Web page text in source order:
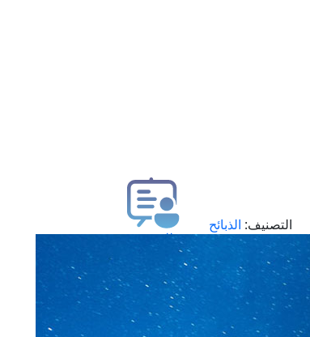
التصنيف: الذبائح
طلب فتوى
استعلام عن فتوى